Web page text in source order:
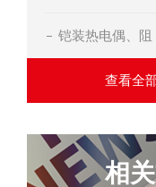
铠装热电偶、阻
查看全
相